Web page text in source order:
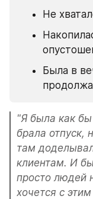
Не
Была в
"Я была как
брала отпуск,
там
клиентам. И
просто людей
хочется с